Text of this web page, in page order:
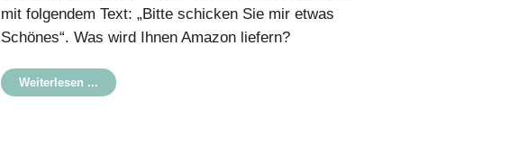
mit folgendem Text: „Bitte schicken Sie mir etwas
Schönes“. Was wird Ihnen Amazon liefern?
Weiterlesen ...